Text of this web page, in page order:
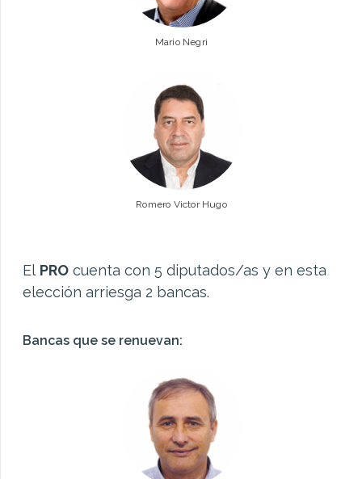
Mario Negri
Romero Victor Hugo
El PROcuenta con 5 diputados/as y en esta
elección arriesga 2 bancas.
Bancas que se renuevan: